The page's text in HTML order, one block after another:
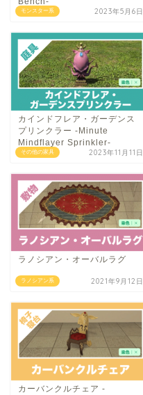
モンスター系 2023年5月6日
その他の家具
カインドフレア・ガーデンス
プリンクラー -Minute
Mindflayer Sprinkler-
2023年11月11日
ラノシアン系
ラノシアン・オーバルラグ
2021年9月12日
カーバンクルチェア -